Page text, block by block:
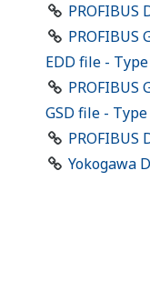
PROFIBUS
PROFIBUS
EDD file - Type
PROFIBUS
GSD file - Type
PROFIBUS
Yokogawa